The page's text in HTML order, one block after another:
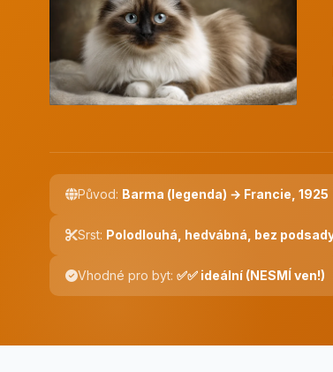
Původ: Barma (legenda) → Francie, 1925
Srst: Polodlouhá, hedvábná, bez
Vhodné pro byt: ✅✅ ideální (NESMÍ ven!)